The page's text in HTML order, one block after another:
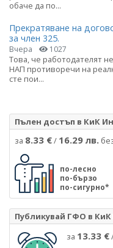
обаче да по...
Прекратяване на
за член 325.
Вчера 1027
Това, че работодателят
НАП противоречи на
сте пои...
Пълен достъп в КиК
за 8.33 €/ 16.29 лв.
по-лесно
по-бързо
по-сигурно*
Публикувай ГФО в
за 13.33 €